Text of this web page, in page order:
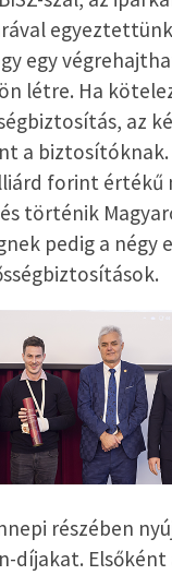
egy
létre. Ha
az
a biztosítóknak.
forint értékű
történik
pedig a négy
részében
díjakat. Elsőként